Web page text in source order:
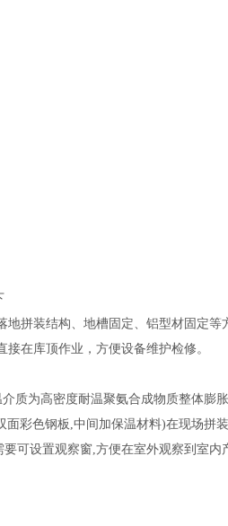
拼装结构、地槽固定、铝型材固定等
在库顶作业，方便设备维护检修。
质为高密度耐温聚氨合成物质整体膨
彩色钢板,中间加保温材料)在现场拼
可设置观察窗,方便在室外观察到室内